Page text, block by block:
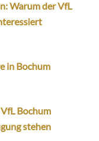
Warum der VfL
in Bochum
Bochum
stehen